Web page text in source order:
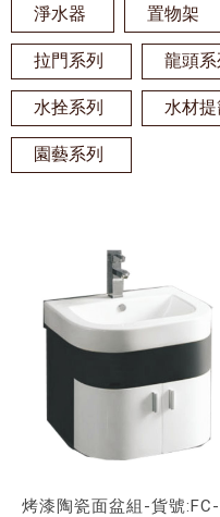
淨水器 置物架
拉門系列 龍頭系
水拴系列 水材
園藝系列
烤漆陶瓷面盆組-貨號:FC-